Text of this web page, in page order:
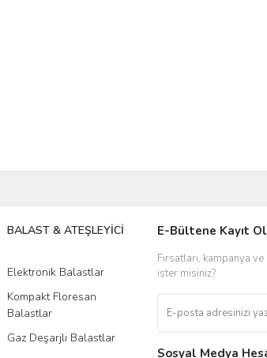
BALAST & ATEŞLEYİCİ
Elektronik Balastlar
Kompakt Floresan
Balastlar
Gaz Deşarjlı Balastlar
DRIVER & TRAFO
Led Driverlar
E-Bültene Kayıt Ol
Fırsatları, kampanya
ister misiniz?
Sosyal Medya